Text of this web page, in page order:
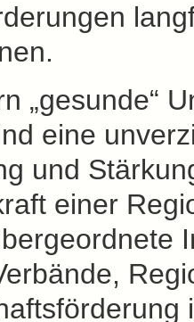
„gesunde“
eine
und
einer